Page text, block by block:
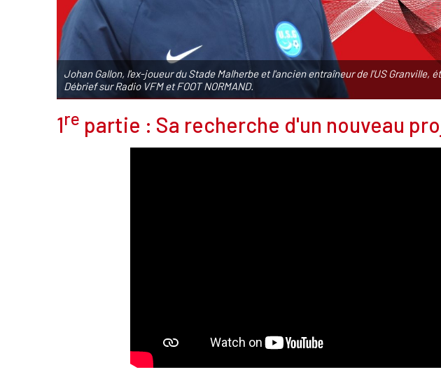
Johan Gallon, l'ex-joueur du Stade Malherbe et l'ancien entraîneur de l'US Granville,
Débrief sur Radio VFM et FOOT NORMAND.
1re partie : Sa recherche d'un nouveau